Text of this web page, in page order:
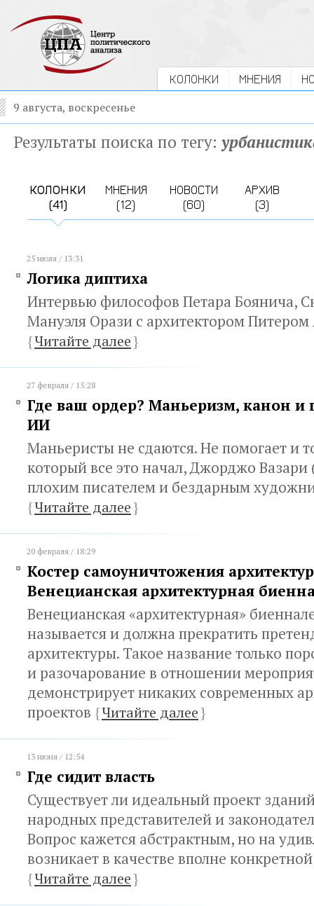
КОЛОНКИ МНЕНИЯ
9 августа, воскресенье
Результаты поиска по тегу:
КОЛОНКИ
(41)
МНЕНИЯ
(12)
НОВОСТИ
(60)
АРХИВ
(3)
25 июля / 13:31
Логика диптиха
Интервью философов Петара Боянича,
Мануэля Орази с архитектором
{Читайте далее}
27 февраля / 15:28
Где ваш ордер? Маньеризм, канон и
ИИ
Маньеристы не сдаются. Не помогает и
который все это начал, Джорджо Вазари
плохим писателем и бездарным
{Читайте далее}
20 февраля / 18:29
Костер самоуничтожения
Венецианская архитектурная
Венецианская «архитектурная»
называется и должна прекратить
архитектуры. Такое название только
и разочарование в отношении
демонстрирует никаких современных
проектов {Читайте далее}
13 июня / 12:54
Где сидит власть
Существует ли идеальный проект
народных представителей и
Вопрос кажется абстрактным, но на
возникает в качестве вполне
{Читайте далее}